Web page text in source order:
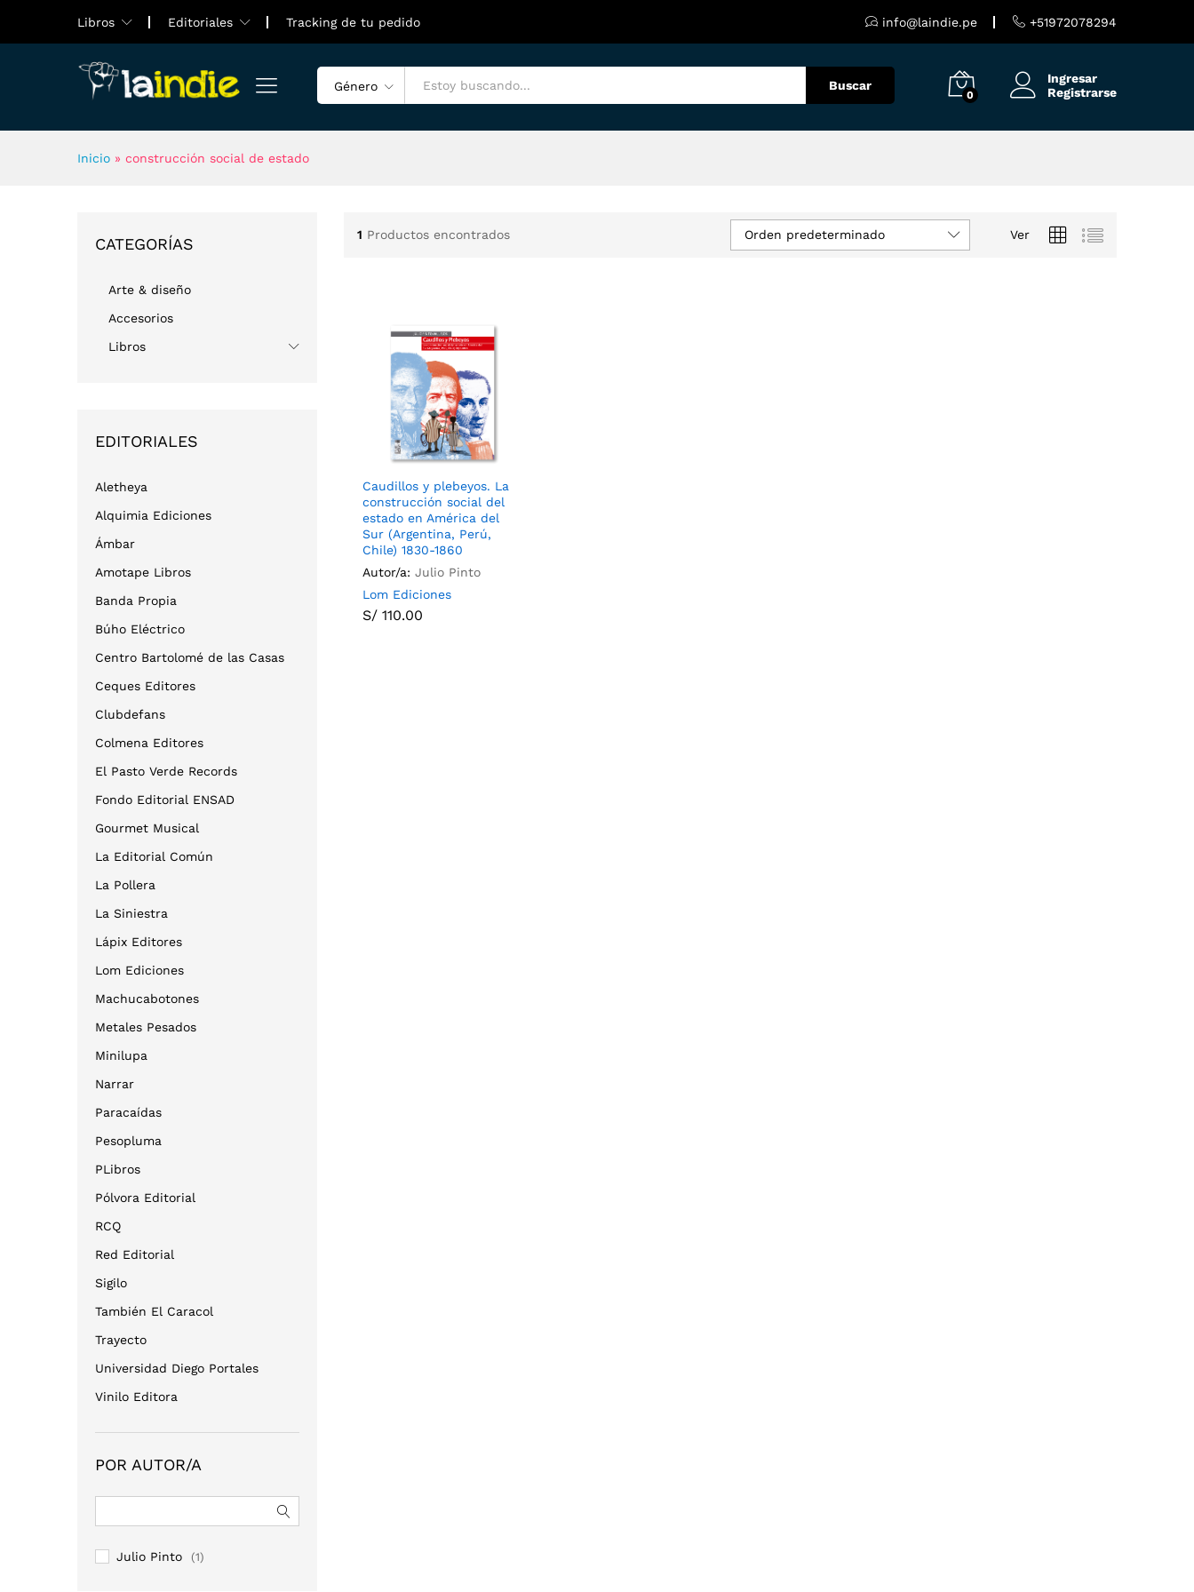
Libros Editoriales Tracking de tu pedido info@laindie.pe +51972078294
Género Buscar
0
Ingresar
Registrarse
Inicio » construcción social de estado
1 Productos encontrados Ver
Orden predeterminado
Caudillos y plebeyos. La
construcción social del
estado en América del
Sur (Argentina, Perú,
Chile) 1830-1860
Autor/a: Julio Pinto
Lom Ediciones
S/ 110.00
S/110.00
CATEGORÍAS
Arte & diseño
Accesorios
Libros
EDITORIALES
Aletheya
Alquimia Ediciones
Ámbar
Amotape Libros
Banda Propia
Búho Eléctrico
Centro Bartolomé de las Casas
Ceques Editores
Clubdefans
Colmena Editores
El Pasto Verde Records
Fondo Editorial ENSAD
Gourmet Musical
La Editorial Común
La Pollera
La Siniestra
Lápix Editores
Lom Ediciones
Machucabotones
Metales Pesados
Minilupa
Narrar
Paracaídas
Pesopluma
PLibros
Pólvora Editorial
RCQ
Red Editorial
Sigilo
También El Caracol
Trayecto
Universidad Diego Portales
Vinilo Editora
POR AUTOR/A
Julio Pinto (1)